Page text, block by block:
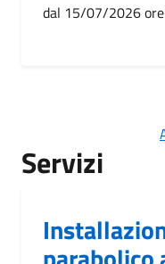
dal 15/07/2026
Servizi